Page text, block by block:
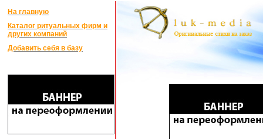
На главную
Каталог ритуальных фирм и
других компаний
Добавить себя в базу